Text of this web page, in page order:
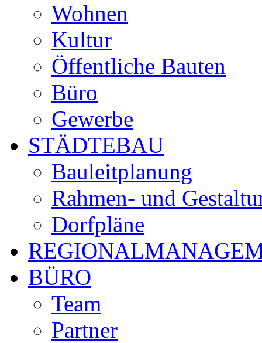
Wohnen
Kultur
Öffentliche Bauten
Büro
Gewerbe
STÄDTEBAU
Bauleitplanung
Rahmen- und
Dorfpläne
BÜRO
Team
Partner